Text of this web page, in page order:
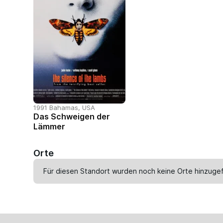
1991 Bahamas, USA
Das Schweigen der
Lämmer
Orte
Für diesen Standort wurden noch keine Orte